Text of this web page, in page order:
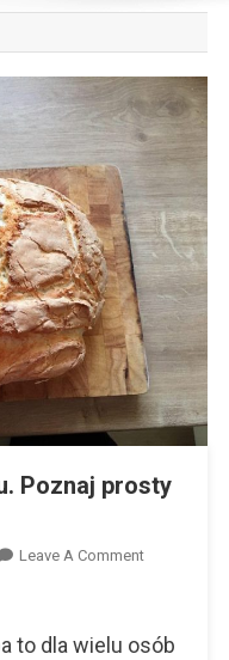
Poznaj prosty
Leave A CommentOn
Wypieku.
to dla wielu osób